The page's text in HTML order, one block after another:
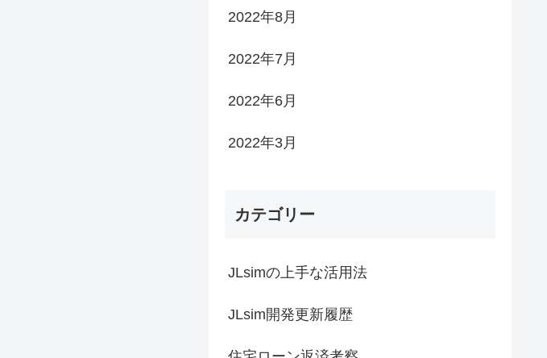
2022年8月
2022年7月
2022年6月
2022年3月
カテゴリー
JLsimの上手な活用法
JLsim開発更新履歴